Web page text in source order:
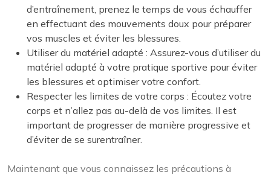
d’entraînement, prenez le temps de vous échauffer
en effectuant des mouvements doux pour préparer
vos muscles et éviter les blessures.
Utiliser du matériel adapté : Assurez-vous d’utiliser du
matériel adapté à votre pratique sportive pour éviter
les blessures et optimiser votre confort.
Respecter les limites de votre corps : Écoutez votre
corps et n’allez pas au-delà de vos limites. Il est
important de progresser de manière progressive et
d’éviter de se surentraîner.
Maintenant que vous connaissez les précautions à